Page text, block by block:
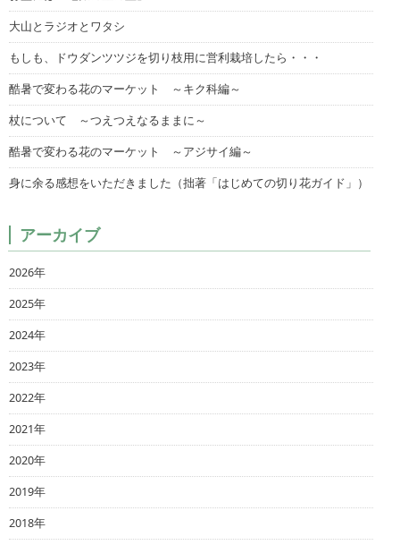
大山とラジオとワタシ
もしも、ドウダンツツジを切り枝用に営利栽培したら・・・
酷暑で変わる花のマーケット ～キク科編～
杖について ～つえつえなるままに～
酷暑で変わる花のマーケット ～アジサイ編～
身に余る感想をいただきました（拙著「はじめての切り花ガイド」）
アーカイブ
2026年
2025年
2024年
2023年
2022年
2021年
2020年
2019年
2018年